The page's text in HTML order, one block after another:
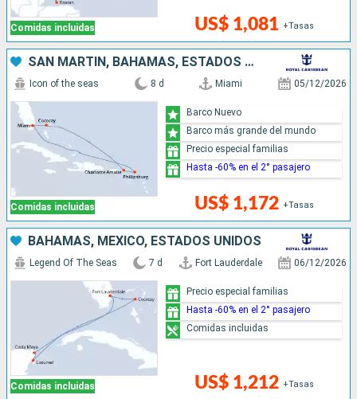
Comidas incluidas US$ 1,081 +Tasas
SAN MARTÍN, BAHAMAS, ESTADOS UNIDOS
Comidas incluidas
Icon of the seas 8 d Miami 05/12/2026
US$ 1,172 +Tasas
Barco Nuevo
Barco más grande del mundo
Precio especial familias
Hasta -60% en el 2° pasajero
BAHAMAS, MÉXICO, ESTADOS UNIDOS
Comidas incluidas
Legend Of The Seas 7 d Fort Lauderdale 06/12/2026
US$ 1,212 +Tasas
Precio especial familias
Hasta -60% en el 2° pasajero
Comidas incluidas